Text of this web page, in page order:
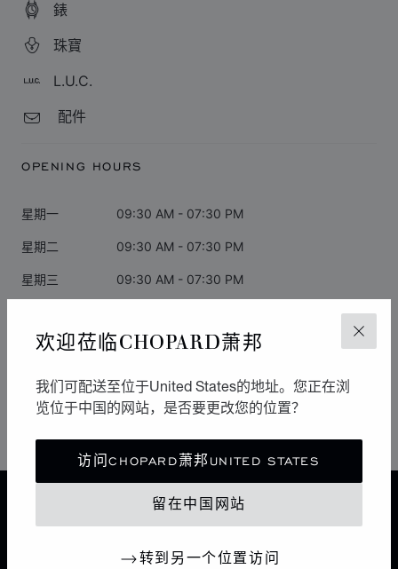
关闭
欢迎莅临CHOPARD萧邦
我们可配送至位于United States的地址。您正在浏
览位于中国的网站，是否要更改您的位置？
访问CHOPARD萧邦UNITED STATES
留在中国网站
转到另一个位置访问
錶
珠寶
L.U.C.
配件
OPENING HOURS
星期一 09:30 AM - 07:30 PM
星期二 09:30 AM - 07:30 PM
星期三 09:30 AM - 07:30 PM
星期五 09:30 AM - 07:30 PM
星期六 09:30 AM - 07:30 PM
星期日 闭店
所有店铺
GUSTAVIA
DIAMOND GENESIS, ST BARTH